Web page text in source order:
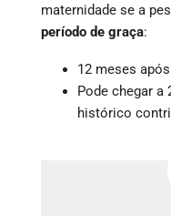
maternidade se a
período de graça:
12 meses
Pode chegar a
histórico